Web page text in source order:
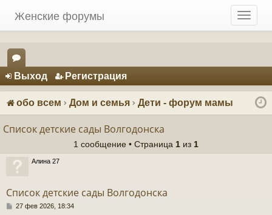
T
o
l
n
v
Женские форумы
Регистрация
ор
ум
Выход Регистрация
обо всем Дом и семья Дети - форум мамы
Список детские сады Волгодонска
1 сообщение • Страница 1 из 1
Алина 27
Список детские сады Волгодонска
С27 фев 2026, 18:34